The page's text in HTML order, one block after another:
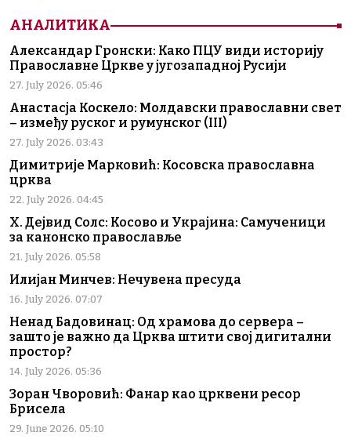
АНАЛИТИКА
Александар Гронски: Како ПЦУ види историју
Православне Цркве у југозападној Русији
27. July 2026. 05:46
Анастасја Коскело: Молдавски православни свет
– између руског и румунског (III)
27. July 2026. 03:43
Димитрије Марковић: Косовска православна
црква
22. July 2026. 04:45
Х. Дејвид Солс: Косово и Украјина: Самученици
за канонско православље
21. July 2026. 05:58
Илијан Минчев: Нечувена пресуда
16. July 2026. 07:07
Ненад Бадовинац: Од храмова до сервера –
зашто је важно да Црква штити свој дигитални
простор?
14. July 2026. 05:36
Зоран Чворовић: Фанар као црквени ресор
Брисела
29. June 2026. 05:10